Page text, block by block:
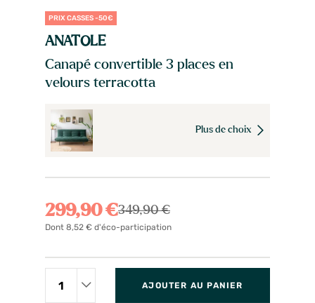
PRIX CASSES -50€
ANATOLE
Canapé convertible 3 places en
velours terracotta
Plus de choix
299,90 €349,90 €
Dont 8,52 € d'éco-participation
AJOUTER AU PANIER